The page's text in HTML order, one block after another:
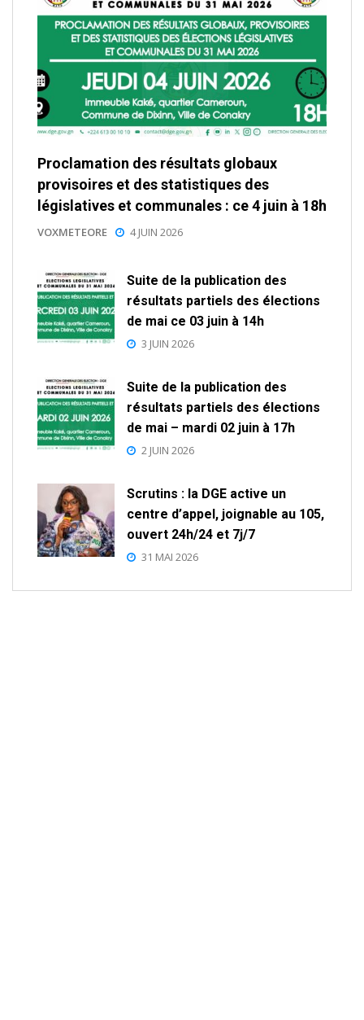
Proclamation des résultats globaux
provisoires et des statistiques des
législatives et communales : ce 4 juin à 18h
VOXMETEORE 4 JUIN 2026
Suite de la publication des
résultats partiels des élections
de mai ce 03 juin à 14h
3 JUIN 2026
Suite de la publication des
résultats partiels des élections
de mai – mardi 02 juin à 17h
2 JUIN 2026
Scrutins : la DGE active un
centre d’appel, joignable au 105,
ouvert 24h/24 et 7j/7
31 MAI 2026